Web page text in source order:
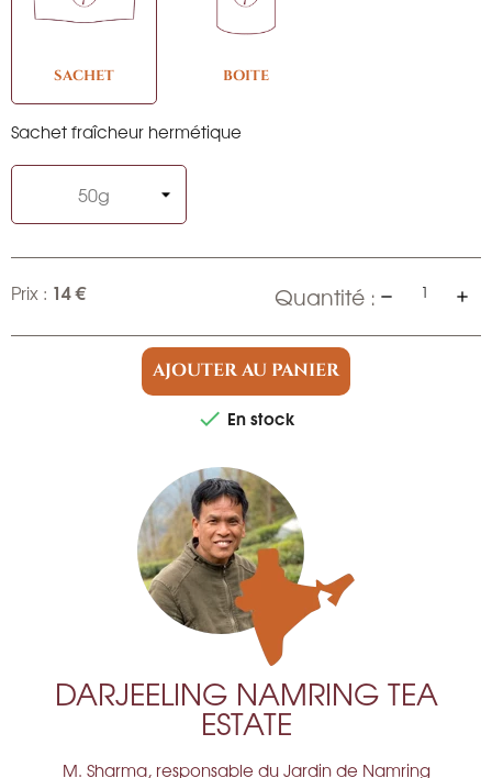
SACHET BOITE
Sachet fraîcheur hermétique
Prix : 14 € Quantité :
AJOUTER AU PANIER
 En stock
DARJEELING NAMRING TEA
ESTATE
M. Sharma, responsable du Jardin de Namring